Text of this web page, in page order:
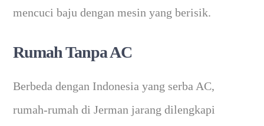
mencuci baju dengan mesin yang berisik.
Rumah Tanpa AC
Berbeda dengan Indonesia yang serba AC,
rumah-rumah di Jerman jarang dilengkapi